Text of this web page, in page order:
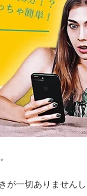
が一切ありません